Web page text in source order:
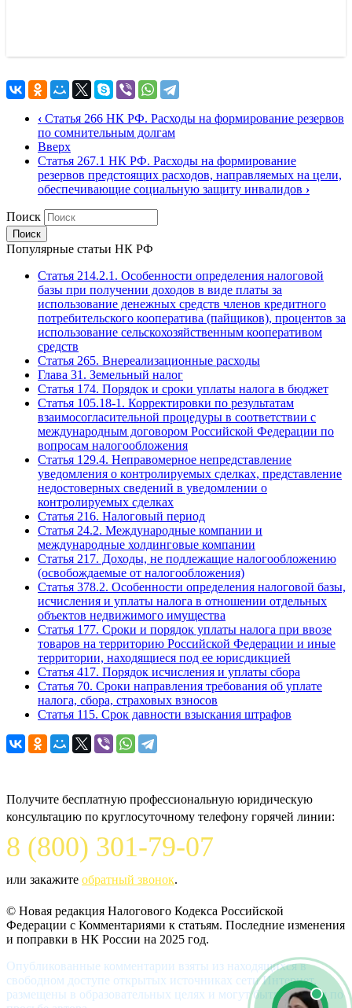
‹ Статья 266 НК РФ. Расходы на формирование резервов
по сомнительным долгам
Вверх
Статья 267.1 НК РФ. Расходы на формирование
резервов предстоящих расходов, направляемых на цели,
обеспечивающие социальную защиту инвалидов ›
Поиск
Популярные статьи НК РФ
Статья 214.2.1. Особенности определения налоговой
базы при получении доходов в виде платы за
использование денежных средств членов кредитного
потребительского кооператива (пайщиков), процентов за
использование сельскохозяйственным кооперативом
средств
Статья 265. Внереализационные расходы
Глава 31. Земельный налог
Статья 174. Порядок и сроки уплаты налога в бюджет
Статья 105.18-1. Корректировки по результатам
взаимосогласительной процедуры в соответствии с
международным договором Российской Федерации по
вопросам налогообложения
Статья 129.4. Неправомерное непредставление
уведомления о контролируемых сделках, представление
недостоверных сведений в уведомлении о
контролируемых сделках
Статья 216. Налоговый период
Статья 24.2. Международные компании и
международные холдинговые компании
Статья 217. Доходы, не подлежащие налогообложению
(освобождаемые от налогообложения)
Статья 378.2. Особенности определения налоговой базы,
исчисления и уплаты налога в отношении отдельных
объектов недвижимого имущества
Статья 177. Сроки и порядок уплаты налога при ввозе
товаров на территорию Российской Федерации и иные
территории, находящиеся под ее юрисдикцией
Статья 417. Порядок исчисления и уплаты сбора
Статья 70. Сроки направления требования об уплате
налога, сбора, страховых взносов
Статья 115. Срок давности взыскания штрафов
Получите бесплатную профессиональную юридическую
консультацию по круглосуточному телефону горячей линии:
8 (800) 301-79-07
или закажите обратный звонок.
© Новая редакция Налогового Кодекса Российской
Федерации c Комментариями к статьям. Последние изменения
и поправки в НК России на 2025 год.
Опубликованные комментарии взяты из находящихся в
свободном доступе открытых источниках сети Интернет,
размещены в образовательных целях и могут быть удалены по